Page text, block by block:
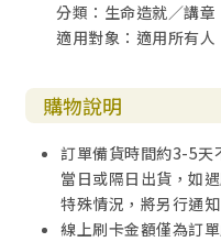
分類：生命造就／講章
適用對象：適用所有人
購物說明
訂單備貨時間約3-5天
當日或隔日出貨，如
特殊情況，將另行通
線上刷卡金額僅為訂